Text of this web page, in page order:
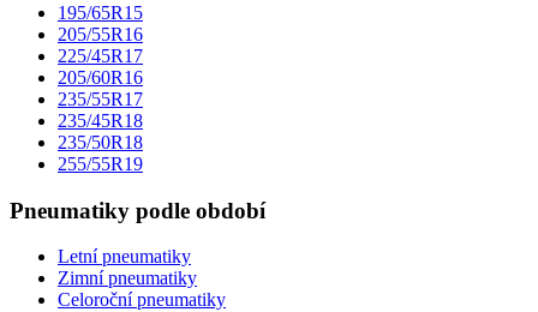
195/65R15
205/55R16
225/45R17
205/60R16
235/55R17
235/45R18
235/50R18
255/55R19
Pneumatiky podle období
Letní pneumatiky
Zimní pneumatiky
Celoroční pneumatiky